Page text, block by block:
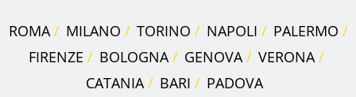
ROMA MILANO TORINO NAPOLI
PALERMO
FIRENZE
BOLOGNA GENOVA
VERONA
CATANIA
BARI PADOVA